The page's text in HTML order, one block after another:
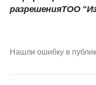
разрешенияТОО
Нашли ошибку в